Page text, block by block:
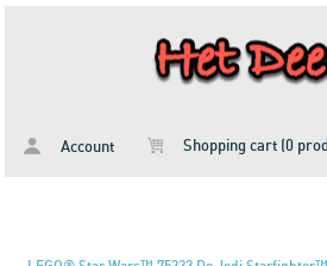
Account Shopping cart (0